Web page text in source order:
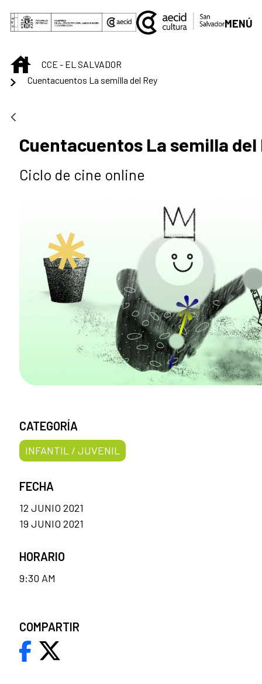
Saltar al contenido principal
MENÚ
INICIOCCE - EL SALVADOR
Cuentacuentos La semilla del Rey
Cuentacuentos La semilla del
Ciclo de cine online
CATEGORÍA
INFANTIL / JUVENIL
FECHA
12 JUNIO 2021
19 JUNIO 2021
HORARIO
9:30 AM
COMPARTIR